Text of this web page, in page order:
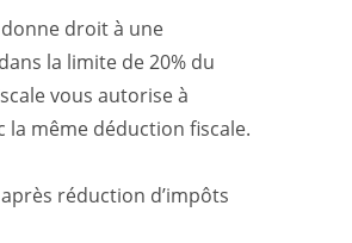
droit à une
la limite de 20% du
vous autorise à
la même déduction ﬁscale.
réduction d’impôts